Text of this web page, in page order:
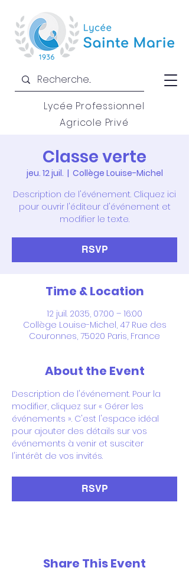
Lycée Professionnel
Agricole Privé
Classe verte
jeu. 12 juil.
  |
Collège Louise-Michel
Description de l'événement. Cliquez ici
pour ouvrir l'éditeur d'événement et
modifier le texte.
RSVP
Time & Location
12 juil. 2035, 07:00 – 16:00
Collège Louise-Michel, 47 Rue des
Couronnes, 75020 Paris, France
About the Event
Description de l'événement. Pour la
modifier, cliquez sur « Gérer les
événements ». C'est l'espace idéal
pour ajouter des détails sur vos
événements à venir et susciter
l'intérêt de vos invités.
RSVP
Share This Event